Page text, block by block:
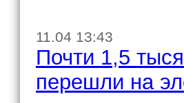
11.04 13:43
Почти 1,5
перешли на